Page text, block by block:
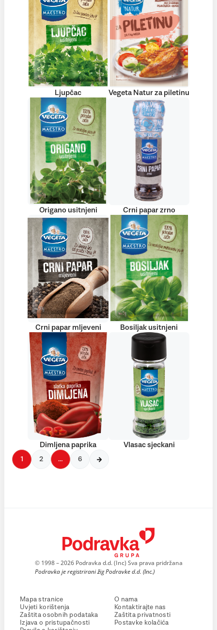
Ljupčac Vegeta Natur za piletinu
Origano usitnjeni Crni papar zrno
Crni papar mljeveni Bosiljak usitnjeni
Dimljena paprika Vlasac sjeckani
1 2 … 6
© 1998 – 2026 Podravka d.d. (Inc) Sva prava pridržana
Podravka je registrirani žig Podravke d.d. (Inc.)
Mapa stranice
Uvjeti korištenja
Zaštita osobnih podataka
Izjava o pristupačnosti
O nama
Kontaktirajte nas
Zaštita privatnosti
Postavke kolačića